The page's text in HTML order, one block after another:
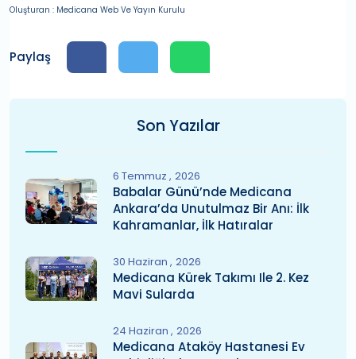
Oluşturan : Medicana Web Ve Yayın Kurulu
Paylaş
Son Yazılar
6 Temmuz 2026
Babalar Günü’nde Medicana
Ankara’da Unutulmaz Bir Anı: İlk
Kahramanlar, İlk Hatıralar
30 Haziran 2026
Medicana Kürek Takımı Ile 2. Kez
Mavi Sularda
24 Haziran 2026
Medicana Ataköy Hastanesi Ev